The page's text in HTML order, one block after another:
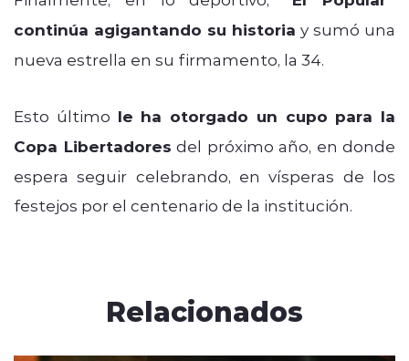
continúa agigantando su historia y sumó una
nueva estrella en su firmamento, la 34.
Esto último le ha otorgado un cupo para la
Copa Libertadores del próximo año, en donde
espera seguir celebrando, en vísperas de los
festejos por el centenario de la institución.
Relacionados